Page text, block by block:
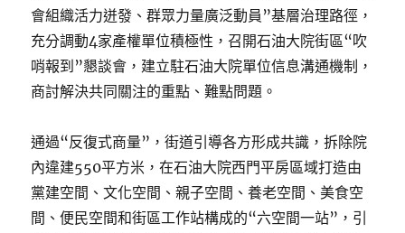
會組織活力迸發、群眾力量廣泛動員”基層治理路徑，
充分調動4家產權單位積極性，召開石油大院街區“吹
哨報到”懇談會，建立駐石油大院單位信息溝通機制，
商討解決共同關注的重點、難點問題。
通過“反復式商量”，街道引導各方形成共識，拆除院
內違建550平方米，在石油大院西門平房區域打造由
黨建空間、文化空間、親子空間、養老空間、美食空
間、便民空間和街區工作站構成的“六空間一站”，引